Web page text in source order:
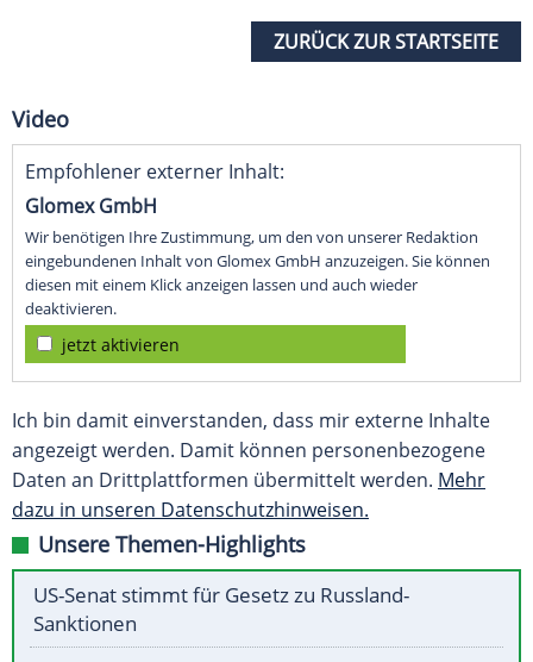
ZURÜCK ZUR STARTSEITE
Video
Empfohlener externer Inhalt:
Glomex GmbH
Wir benötigen Ihre Zustimmung, um den von unserer Redaktion
eingebundenen Inhalt von Glomex GmbH anzuzeigen. Sie können
diesen mit einem Klick anzeigen lassen und auch wieder
deaktivieren.
jetzt aktivieren
Ich bin damit einverstanden, dass mir externe Inhalte
angezeigt werden. Damit können personenbezogene
Daten an Drittplattformen übermittelt werden. Mehr
dazu in unseren Datenschutzhinweisen.
Unsere Themen-Highlights
US-Senat stimmt für Gesetz zu Russland-
Sanktionen